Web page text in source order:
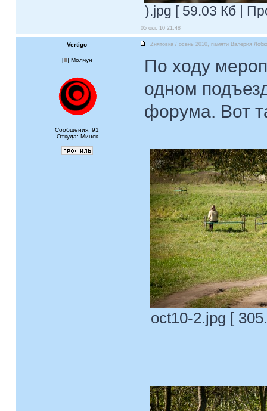
).jpg [ 59.03 Кб |
05 окт, 10 21:48
Vertigo Zнятовка / осень 2010, памяти Валерия
[ ] Молчун
Сообщения: 91
Откуда: Минск
По ходу
одном
форума. Вот
oct10-2.jpg [